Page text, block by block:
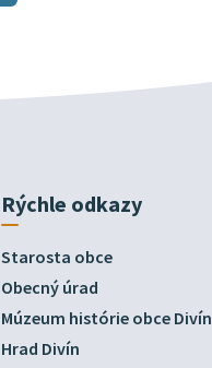
Rýchle odkazy
Starosta obce
Obecný úrad
Múzeum histórie obce Divín
Hrad Divín